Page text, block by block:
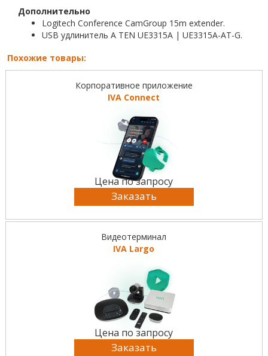
Дополнительно
Logitech Conference CamGroup 15m extender.
USB удлинитель A TEN UE3315A | UE3315A-AT-G.
Похожие товары:
Корпоративное приложение
IVA Connect
Цена по запросу
Заказать
Видеотерминал
IVA Largo
Цена по запросу
Заказать